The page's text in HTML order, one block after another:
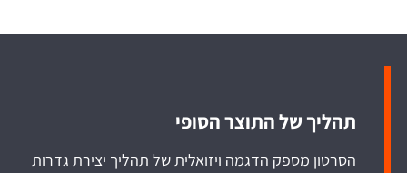
תהליך של התוצר הסופי
הסרטון מספק הדגמה ויזואלית של תהליך יצירת גדרות